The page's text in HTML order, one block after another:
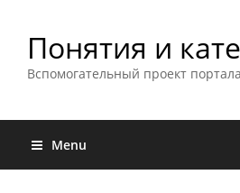
Понятия и
Вспомогательный проект
Menu